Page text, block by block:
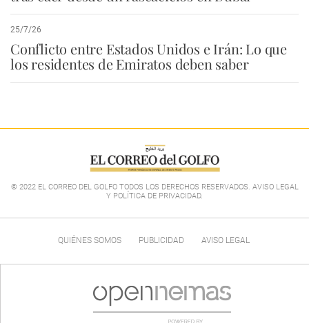
25/7/26
Conflicto entre Estados Unidos e Irán: Lo que
los residentes de Emiratos deben saber
© 2022 EL CORREO DEL GOLFO TODOS LOS DERECHOS RESERVADOS. AVISO LEGAL
Y POLÍTICA DE PRIVACIDAD.
QUIÉNES SOMOS PUBLICIDAD AVISO LEGAL